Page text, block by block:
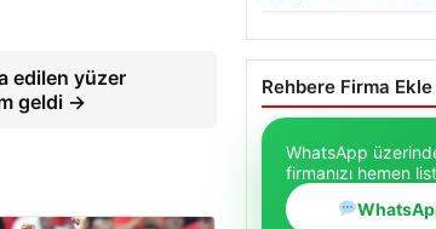
edilen yüzer
geldi →
Rehbere Firma Ekle
WhatsApp
firmanızı hemen